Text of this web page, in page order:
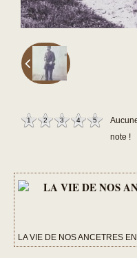
1 2 3 4 5
note !
LA VIE DE NOS ANCETRES